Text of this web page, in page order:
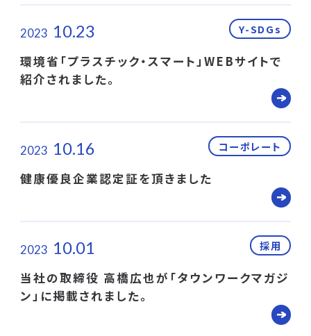
2023 10.23 Y-SDGs
環境省「プラスチック・スマート」WEBサイトで
紹介されました。
2023 10.16 コーポレート
健康優良企業認定証を頂きました
2023 10.01 採用
当社の取締役 高橋広也が「タウンワークマガジ
ン」に掲載されました。